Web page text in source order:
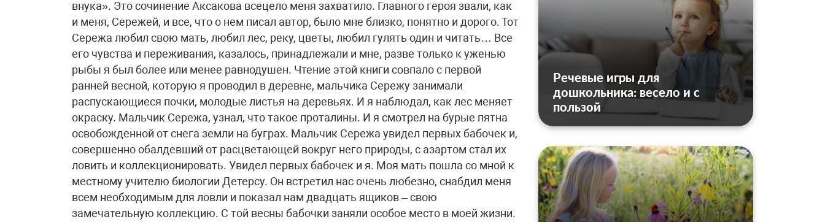
внука». Это сочинение Аксакова всецело меня захватило. Главного героя звали, как
и меня, Сережей, и все, что о нем писал автор, было мне близко, понятно и дорого. Тот
Сережа любил свою мать, любил лес, реку, цветы, любил гулять один и читать… Все
его чувства и переживания, казалось, принадлежали и мне, разве только к уженью
рыбы я был более или менее равнодушен. Чтение этой книги совпало с первой
ранней весной, которую я проводил в деревне, мальчика Сережу занимали
распускающиеся почки, молодые листья на деревьях. И я наблюдал, как лес меняет
окраску. Мальчик Сережа, узнал, что такое проталины. И я смотрел на бурые пятна
освобожденной от снега земли на буграх. Мальчик Сережа увидел первых бабочек и,
совершенно обалдевший от расцветающей вокруг него природы, с азартом стал их
ловить и коллекционировать. Увидел первых бабочек и я. Моя мать пошла со мной к
местному учителю биологии Детерсу. Он встретил нас очень любезно, снабдил меня
всем необходимым для ловли и показал нам двадцать ящиков – свою
замечательную коллекцию. С той весны бабочки заняли особое место в моей жизни.
Речевые игры для
дошкольника: весело и с
пользой